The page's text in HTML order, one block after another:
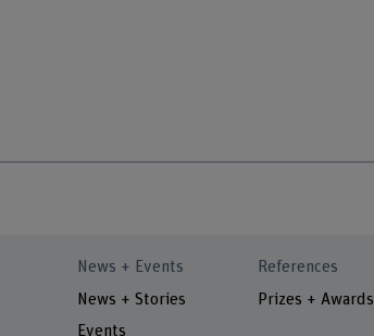
News + Events
News + Stories
Events
References
Prizes + Awards